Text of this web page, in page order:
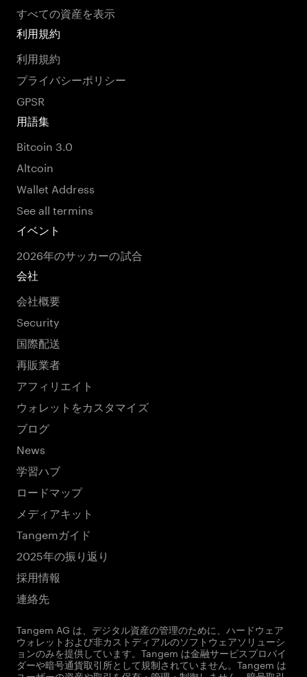
すべての資産を表示
利用規約
利用規約
プライバシーポリシー
GPSR
用語集
Bitcoin 3.0
Altcoin
Wallet Address
See all termins
イベント
2026年のサッカーの試合
会社
会社概要
Security
国際配送
再販業者
アフィリエイト
ウォレットをカスタマイズ
ブログ
News
学習ハブ
ロードマップ
メディアキット
Tangemガイド
2025年の振り返り
採用情報
連絡先
Tangem AG は、デジタル資産の管理のために、ハードウェア
ウォレットおよび非カストディアルのソフトウェアソリューシ
ョンのみを提供しています。Tangem は金融サービスプロバイ
ダーや暗号通貨取引所として規制されていません。Tangem は